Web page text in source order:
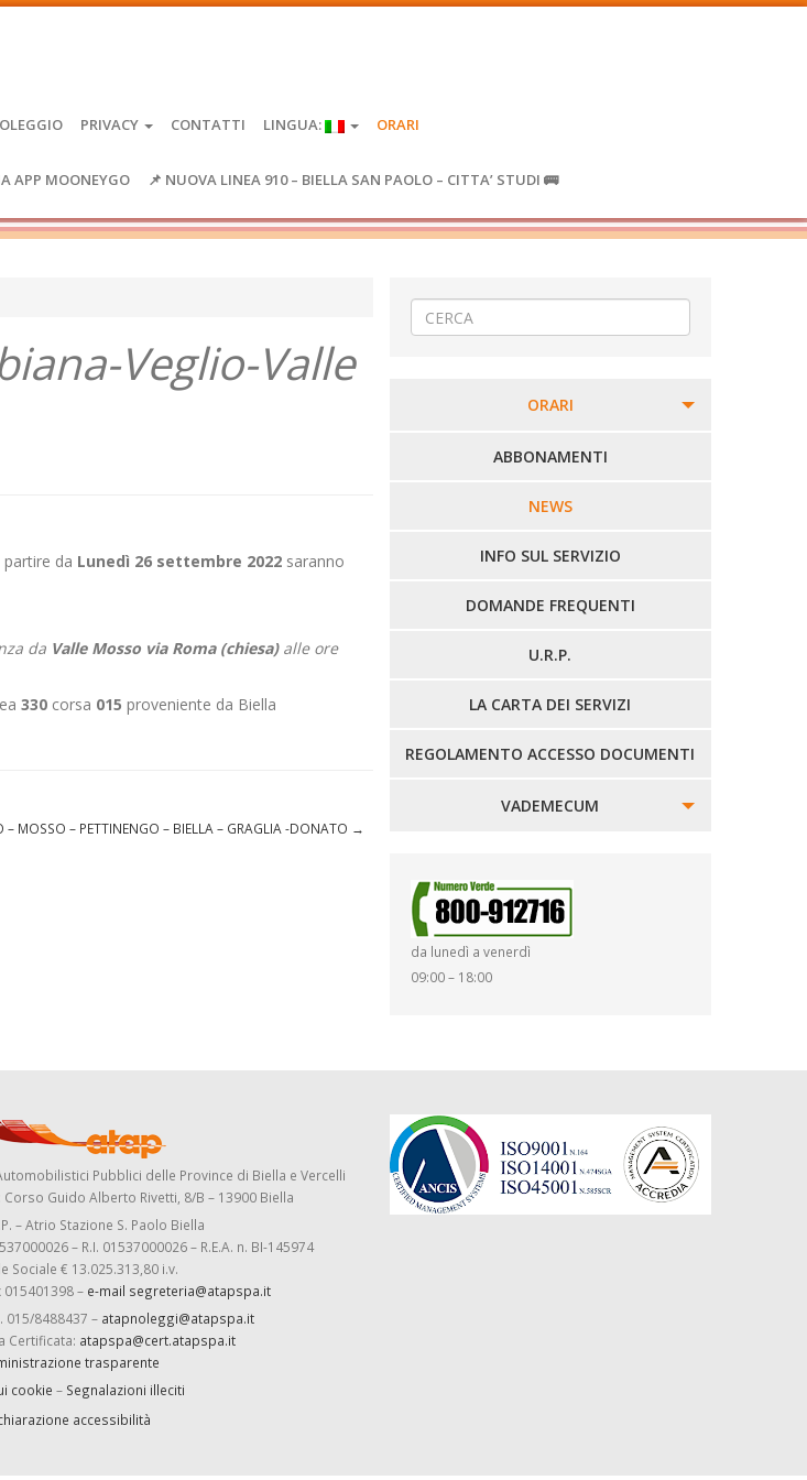
PRIVACY CONTATTI LINGUA: ORARI
APP MOONEYGO 📌 NUOVA LINEA 910 – BIELLA SAN PAOLO – CITTA’ STUDI 🚌
Veglio-Valle
partire da Lunedì 26 settembre 2022 saranno
da Valle Mosso via Roma (chiesa) alle ore
330 corsa 015 proveniente da Biella
MOSSO – PETTINENGO – BIELLA – GRAGLIA -DONATO →
ORARI
PERCORSI URBANI IN BIELLA
LINEE URBANE VERCELLI
LINEE EXTRAURBANE
ABBONAMENTI
NEWS
INFO SUL SERVIZIO
DOMANDE FREQUENTI
U.R.P.
LA CARTA DEI SERVIZI
REGOLAMENTO ACCESSO DOCUMENTI
VADEMECUM
SMARRIMENTO OGGETTI
DIRITTI E DOVERI
da lunedì a venerdì
09:00 – 18:00
Pubblici delle Province di Biella e Vercelli
Guido Alberto Rivetti, 8/B – 13900 Biella
– Atrio Stazione S. Paolo Biella
– R.I. 01537000026 – R.E.A. n. BI-145974
Sociale € 13.025.313,80 i.v.
015401398 – e-mail segreteria@atapspa.it
015/8488437 – atapnoleggi@atapspa.it
Certificata: atapspa@cert.atapspa.it
trasparente
cookie – Segnalazioni illeciti
accessibilità